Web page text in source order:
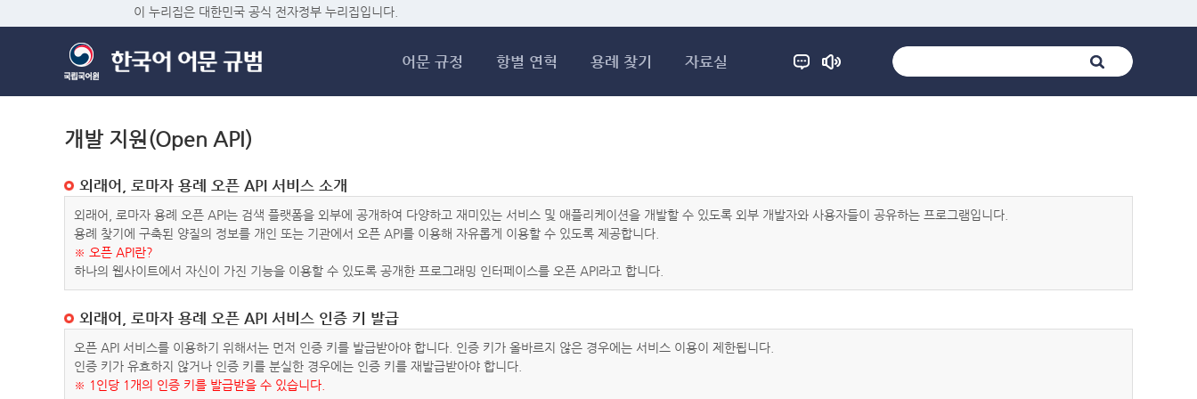
이 누리집은 대한민국 공식 전자정부 누리집입니다.
어문 규정 항별 연혁 용례 찾기 자료실
개발 지원(Open API)
외래어, 로마자 용례 오픈 API 서비스 소개
외래어, 로마자 용례 오픈 API는 검색 플랫폼을 외부에 공개하여 다양하고 재미있는 서비스 및 애플리케이션을 개발할 수 있도록 외부 개발자와 사용자들이 공유하는 프로그램입니다.
용례 찾기에 구축된 양질의 정보를 개인 또는 기관에서 오픈 API를 이용해 자유롭게 이용할 수 있도록 제공합니다.
※ 오픈 API란?
하나의 웹사이트에서 자신이 가진 기능을 이용할 수 있도록 공개한 프로그래밍 인터페이스를 오픈 API라고 합니다.
외래어, 로마자 용례 오픈 API 서비스 인증 키 발급
오픈 API 서비스를 이용하기 위해서는 먼저 인증 키를 발급받아야 합니다. 인증 키가 올바르지 않은 경우에는 서비스 이용이 제한됩니다.
인증 키가 유효하지 않거나 인증 키를 분실한 경우에는 인증 키를 재발급받아야 합니다.
※ 1인당 1개의 인증 키를 발급받을 수 있습니다.